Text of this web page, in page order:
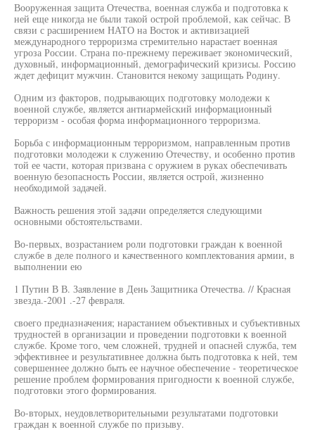
Вооруженная защита Отечества, военная служба и подготовка к
ней еще никогда не были такой острой проблемой, как сейчас. В
связи с расширением НАТО на Восток и активизацией
международного терроризма стремительно нарастает военная
угроза России. Страна по-прежнему переживает экономический,
духовный, информационный, демографический кризисы. Россию
ждет дефицит мужчин. Становится некому защищать Родину.
Одним из факторов, подрывающих подготовку молодежи к
военной службе, является антиармейский информационный
терроризм - особая форма информационного терроризма.
Борьба с информационным терроризмом, направленным против
подготовки молодежи к служению Отечеству, и особенно против
той ее части, которая призвана с оружием в руках обеспечивать
военную безопасность России, является острой, жизненно
необходимой задачей.
Важность решения этой задачи определяется следующими
основными обстоятельствами.
Во-первых, возрастанием роли подготовки граждан к военной
службе в деле полного и качественного комплектования армии, в
выполнении ею
1 Путин В В. Заявление в День Защитника Отечества. // Красная
звезда.-2001 .-27 февраля.
своего предназначения; нарастанием объективных и субъективных
трудностей в организации и проведении подготовки к военной
службе. Кроме того, чем сложней, трудней и опасней служба, тем
эффективнее и результативнее должна быть подготовка к ней, тем
совершеннее должно быть ее научное обеспечение - теоретическое
решение проблем формирования пригодности к военной службе,
подготовки этого формирования.
Во-вторых, неудовлетворительными результатами подготовки
граждан к военной службе по призыву.